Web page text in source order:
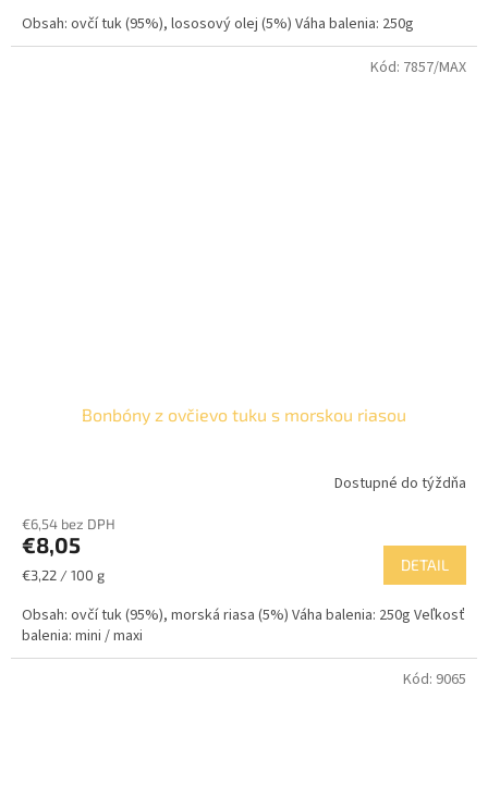
Obsah: ovčí tuk (95%), lososový olej (5%) Váha balenia: 250g
Bonbóny z ovčievo tuku s morskou riasou
Dostupné do týždňa
€6,54 bez DPH
€8,05
Jednotková
€3,22 / 100 g
DETAIL
Obsah: ovčí tuk (95%), morská riasa (5%) Váha balenia: 250g Veľkosť
balenia: mini / maxi
Kód: 7857/MAX
Kód: 9065